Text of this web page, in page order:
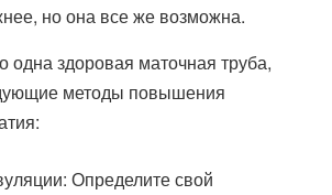
но она все же возможна.
одна здоровая маточная труба,
методы повышения
Определите свой